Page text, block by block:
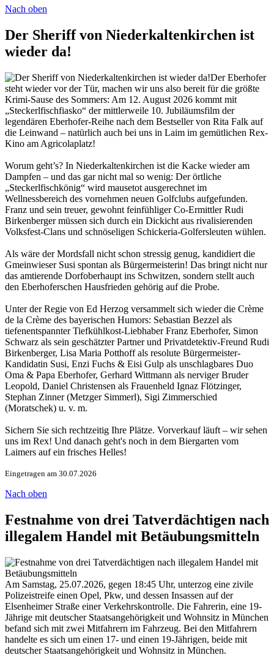
Nach oben
Der Sheriff von Niederkaltenkirchen ist
wieder da!
Der Eberhofer
steht wieder vor der Tür, machen wir uns also bereit für die größte
Krimi-Sause des Sommers: Am 12. August 2026 kommt mit
„Steckerlfischfiasko“ der mittlerweile 10. Jubiläumsfilm der
legendären Eberhofer-Reihe nach dem Bestseller von Rita Falk auf
die Leinwand – natürlich auch bei uns in Laim im gemütlichen Rex-
Kino am Agricolaplatz!
Worum geht’s? In Niederkaltenkirchen ist die Kacke wieder am
Dampfen – und das gar nicht mal so wenig: Der örtliche
„Steckerlfischkönig“ wird mausetot ausgerechnet im
Wellnessbereich des vornehmen neuen Golfclubs aufgefunden.
Franz und sein treuer, gewohnt feinfühliger Co-Ermittler Rudi
Birkenberger müssen sich durch ein Dickicht aus rivalisierenden
Volksfest-Clans und schnöseligen Schickeria-Golfersleuten wühlen.
Als wäre der Mordsfall nicht schon stressig genug, kandidiert die
Gmeinwieser Susi spontan als Bürgermeisterin! Das bringt nicht nur
das amtierende Dorfoberhaupt ins Schwitzen, sondern stellt auch
den Eberhoferschen Hausfrieden gehörig auf die Probe.
Unter der Regie von Ed Herzog versammelt sich wieder die Crème
de la Crème des bayerischen Humors: Sebastian Bezzel als
tiefenentspannter Tiefkühlkost-Liebhaber Franz Eberhofer, Simon
Schwarz als sein geschätzter Partner und Privatdetektiv-Freund Rudi
Birkenberger, Lisa Maria Potthoff als resolute Bürgermeister-
Kandidatin Susi, Enzi Fuchs & Eisi Gulp als unschlagbares Duo
Oma & Papa Eberhofer, Gerhard Wittmann als nerviger Bruder
Leopold, Daniel Christensen als Frauenheld Ignaz Flötzinger,
Stephan Zinner (Metzger Simmerl), Sigi Zimmerschied
(Moratschek) u. v. m.
Sichern Sie sich rechtzeitig Ihre Plätze. Vorverkauf läuft – wir sehen
uns im Rex! Und danach geht's noch in dem Biergarten vom
Laimers auf ein frisches Helles!
Eingetragen am 30.07.2026
Nach oben
Festnahme von drei Tatverdächtigen nach
illegalem Handel mit Betäubungsmitteln
Am Samstag, 25.07.2026, gegen 18:45 Uhr, unterzog eine zivile
Polizeistreife einen Opel, Pkw, und dessen Insassen auf der
Elsenheimer Straße einer Verkehrskontrolle. Die Fahrerin, eine 19-
Jährige mit deutscher Staatsangehörigkeit und Wohnsitz in München
befand sich mit zwei Mitfahrern im Fahrzeug. Bei den Mitfahrern
handelte es sich um einen 17- und einen 19-Jährigen, beide mit
deutscher Staatsangehörigkeit und Wohnsitz in München.